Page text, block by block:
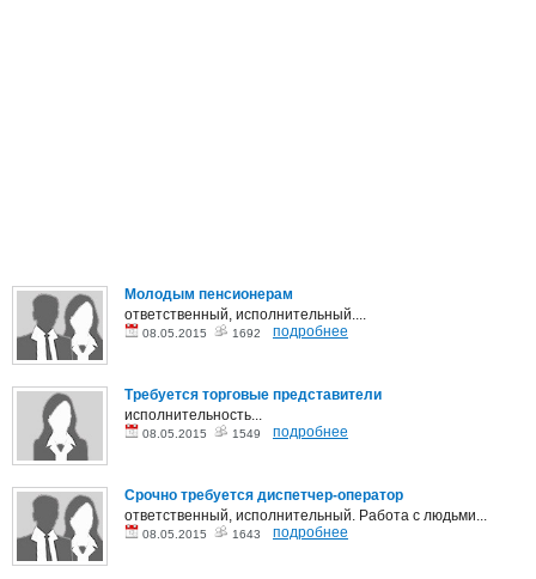
Молодым пенсионерам
ответственный, исполнительный....
08.05.2015 1692 подробнее
Требуется торговые представители
исполнительность...
08.05.2015 1549 подробнее
Срочно требуется диспетчер-оператор
ответственный, исполнительный. Работа с людьми...
08.05.2015 1643 подробнее